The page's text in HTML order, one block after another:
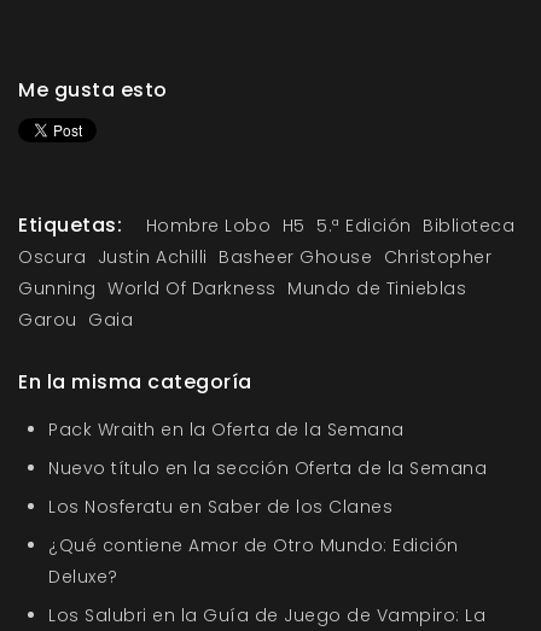
Me gusta esto
Etiquetas: Hombre Lobo H5 5.ª Edición Biblioteca
Oscura Justin Achilli Basheer Ghouse Christopher
Gunning World Of Darkness Mundo de Tinieblas
Garou Gaia
En la misma categoría
Pack Wraith en la Oferta de la Semana
Nuevo título en la sección Oferta de la Semana
Los Nosferatu en Saber de los Clanes
¿Qué contiene Amor de Otro Mundo: Edición
Deluxe?
Los Salubri en la Guía de Juego de Vampiro: La